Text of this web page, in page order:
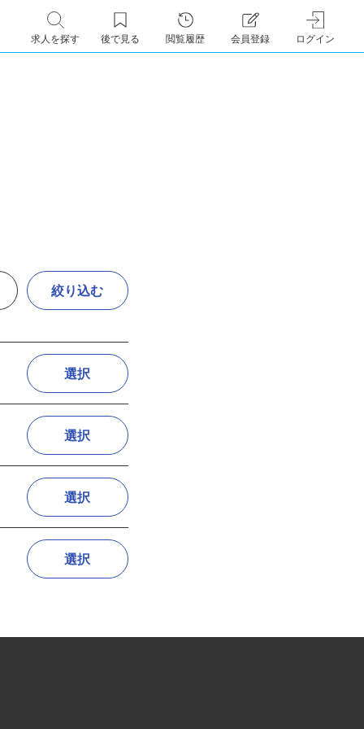
求人を探す 後で見る 閲覧履歴 会員登録 ログイン
絞り込む
選択
選択
選択
選択